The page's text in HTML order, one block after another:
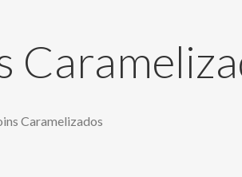
Caramelizados